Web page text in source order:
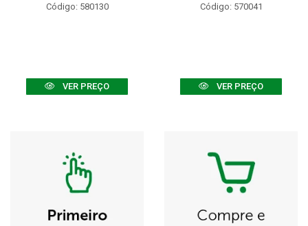
Código: 580130
VER PREÇO
Código: 570041
VER PREÇO